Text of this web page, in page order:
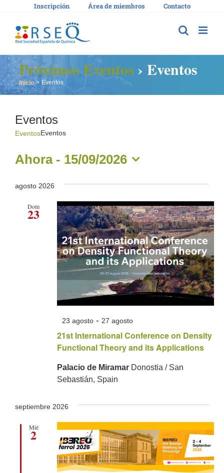
contenido
Inscripción Área de miembros Contacto
Próximos Eventos › Eventos
Inicio Eventos
Eventos
EventosEventos
Ahora - 15/09/2026
fecha.
agosto 2026
Dom
23
23 agosto - 27 agosto
21st International Conference on Density
Functional Theory and its Applications
Palacio de Miramar Donostia / San
Sebastián, Spain
septiembre 2026
Mié
2